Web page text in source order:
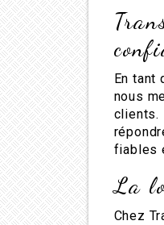
En tant
nous
clients.
fiables
La
Chez